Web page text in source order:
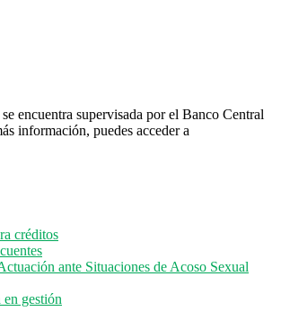
encuentra supervisada por el Banco Central
información, puedes acceder a
créditos
ante Situaciones de Acoso Sexual
en gestión